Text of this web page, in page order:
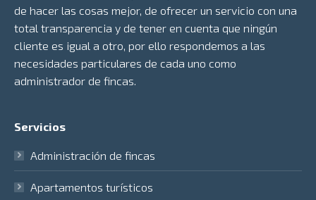
de hacer las cosas mejor, de ofrecer un servicio con una
total transparencia y de tener en cuenta que ningún
cliente es igual a otro, por ello respondemos a las
necesidades particulares de cada uno como
administrador de fincas.
Servicios
Administración de fincas
Apartamentos turísticos